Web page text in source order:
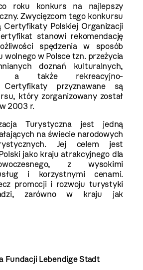
roku konkurs na najlepszy
Zwycięzcom tego konkursu
Certyfikaty Polskiej Organizacji
stanowi rekomendację
spędzenia w sposób
wolnego w Polsce tzn. przeżycia
doznań kulturalnych,
a także rekreacyjno-
Certyfikaty przyznawane są
który zorganizowany został
2003 r.
Turystyczna jest jedną
na świecie narodowych
Jej celem jest
jako kraju atrakcyjnego dla
z wysokimi
i korzystnymi cenami.
promocji i rozwoju turystyki
zarówno w kraju jak
Fundacji Lebendige Stadt